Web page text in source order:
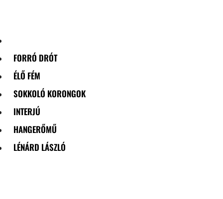
FORRÓ DRÓT
ÉLŐ FÉM
SOKKOLÓ KORONGOK
INTERJÚ
HANGERŐMŰ
LÉNÁRD LÁSZLÓ